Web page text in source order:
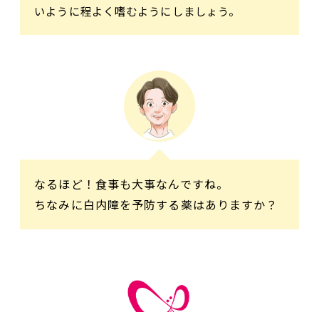
いように程よく嗜むようにしましょう。
なるほど！食事も大事なんですね。
ちなみに白内障を予防する薬はありますか？